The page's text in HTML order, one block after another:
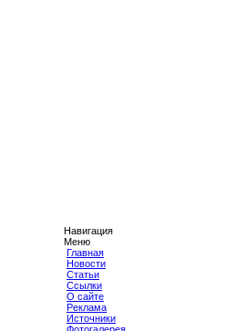
Навигация
Меню
Главная
Новости
Статьи
Ссылки
О сайте
Реклама
Источники